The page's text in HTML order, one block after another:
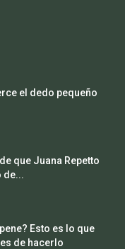
el dedo pequeño
que Juana Repetto
de...
Esto es lo que
de hacerlo